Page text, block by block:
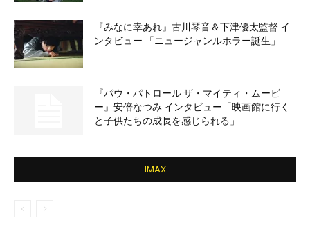
『みなに幸あれ』古川琴音＆下津優太監督 イ
ンタビュー 「ニュージャンルホラー誕生」
『パウ・パトロール ザ・マイティ・ムービ
ー』安倍なつみ インタビュー「映画館に行く
と子供たちの成長を感じられる」
IMAX